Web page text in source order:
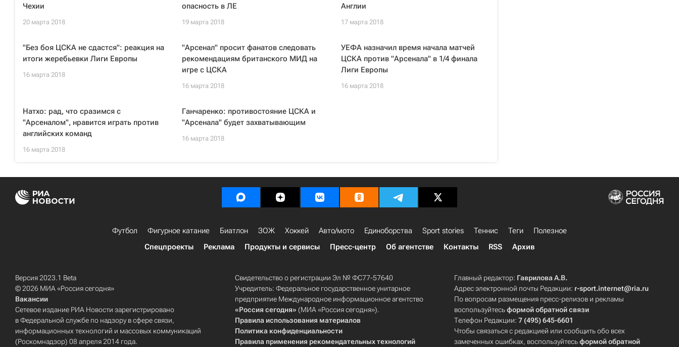
Чехии
20 марта 2018
опасность в ЛЕ
19 марта 2018
Англии
17 марта 2018
"Без боя ЦСКА не сдастся": реакция на
итоги жеребьевки Лиги Европы
16 марта 2018
"Арсенал" просит фанатов следовать
рекомендациям британского МИД на
игре с ЦСКА
16 марта 2018
УЕФА назначил время начала матчей
ЦСКА против "Арсенала" в 1/4 финала
Лиги Европы
16 марта 2018
Натхо: рад, что сразимся с
"Арсеналом", нравится играть против
английских команд
16 марта 2018
Ганчаренко: противостояние ЦСКА и
"Арсенала" будет захватывающим
16 марта 2018
Футбол Фигурное катание Биатлон ЗОЖ Хоккей Авто/мото Единоборства Sport stories Теннис Теги
Полезное
Спецпроекты
Реклама Продукты и сервисы Пресс-центр Об агентстве Контакты RSS Архив
Версия 2023.1 Beta
© 2026 МИА «Россия сегодня»
Вакансии
Сетевое издание РИА Новости зарегистрировано
в Федеральной службе по надзору в сфере связи,
информационных технологий и массовых коммуникаций
(Роскомнадзор) 08 апреля 2014 года.
Свидетельство о регистрации Эл № ФС77-57640
Учредитель: Федеральное государственное унитарное
предприятие Международное информационное агентство
«Россия сегодня» (МИА «Россия сегодня»).
Правила использования материалов
Политика конфиденциальности
Правила применения рекомендательных технологий
Главный редактор: Гаврилова А.В.
Адрес электронной почты Редакции: r-sport.internet@ria.ru
По вопросам размещения пресс-релизов и рекламы
воспользуйтесьформой обратной связи
Телефон Редакции:7 (495) 645-6601
Чтобы связаться с редакцией или сообщить обо всех
замеченных ошибках, воспользуйтесьформой обратной